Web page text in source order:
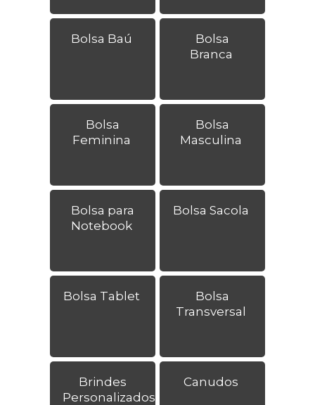
Bolsa Baú
Bolsa
Branca
Bolsa
Feminina
Bolsa
Masculina
Bolsa para
Notebook
Bolsa Sacola
Bolsa Tablet
Bolsa
Transversal
Brindes
Personalizados
Canudos